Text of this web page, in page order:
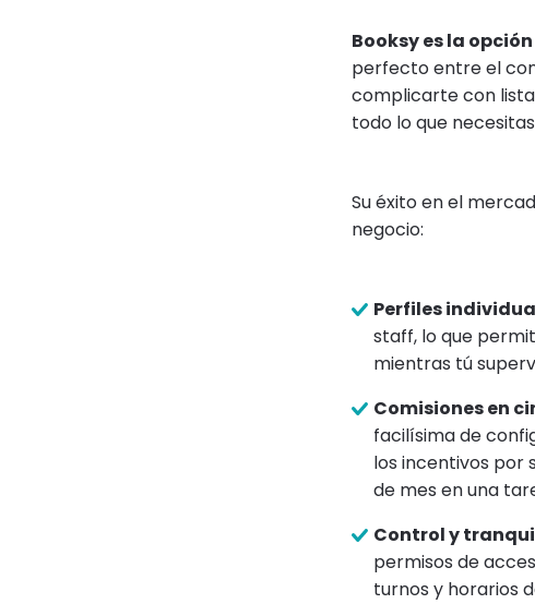
Booksy es la
perfecto entre el
complicarte con
todo lo que
Su éxito en el
negocio:
Perfiles
staff, lo que
mientras tú
Comisiones en
facilísima de
los incentivos por
de mes en una
Control y
permisos de
turnos y horarios